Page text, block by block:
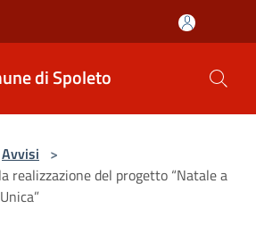
di Spoleto
Avvisi >
realizzazione del progetto “Natale a